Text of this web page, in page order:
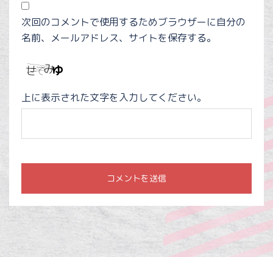
次回のコメントで使用するためブラウザーに自分の
名前、メールアドレス、サイトを保存する。
上に表示された文字を入力してください。